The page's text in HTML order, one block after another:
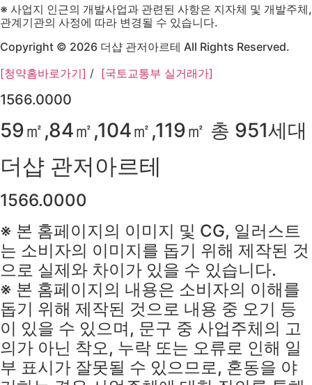
※ 사업지 인근의 개발사업과 관련된 사항은 지자체 및 개발주체,
관계기관의 사정에 따라 변경될 수 있습니다.
Copyright © 2026 더샵 관저아르테 All Rights Reserved.
[청약홈바로가기] / [국토교통부 실거래가]
1566.0000
59㎡,84㎡,104㎡,119㎡ 총 951세대
더샵 관저아르테
1566.0000
※ 본 홈페이지의 이미지 및 CG, 일러스트
는 소비자의 이미지를 돕기 위해 제작된 것
으로 실제와 차이가 있을 수 있습니다.
※ 본 홈페이지의 내용은 소비자의 이해를
돕기 위해 제작된 것으로 내용 중 오기 등
이 있을 수 있으며, 문구 중 사업주체의 고
의가 아닌 착오, 누락 또는 오류로 인해 일
부 표시가 잘못될 수 있으므로, 혼동을 야